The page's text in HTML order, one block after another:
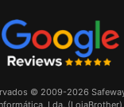
© 2009-2026